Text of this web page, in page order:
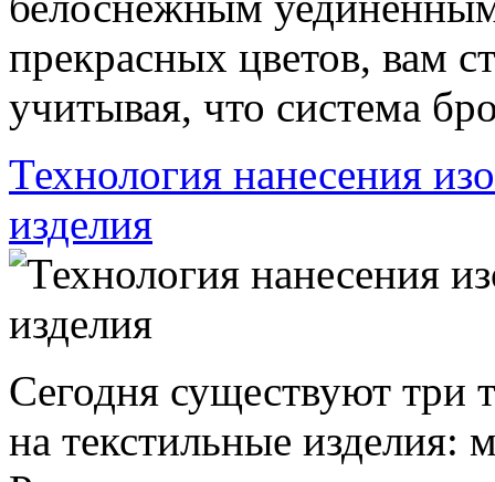
прекрасных цветов, вам
учитывая, что система
Технология нанесения
изделия
Сегодня существуют три
на текстильные изделия: